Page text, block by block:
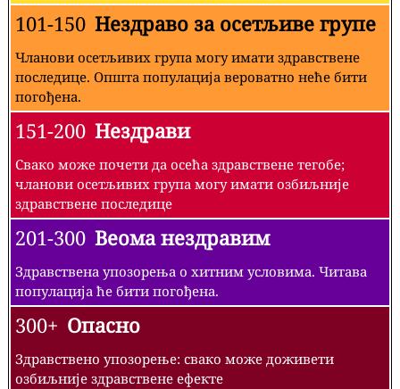
101-150 Нездраво за осетљиве групе
Чланови осетљивих група могу имати здравствене
последице. Општа популација вероватно неће бити
погођена.
151-200 Нездрави
Свако може почети да осећа здравствене тегобе;
чланови осетљивих група могу имати озбиљније
здравствене последице
201-300 Веома нездравим
Здравствена упозорења о хитним условима. Читава
популација ће бити погођена.
300+ Опасно
Здравствено упозорење: свако може доживети
озбиљније здравствене ефекте